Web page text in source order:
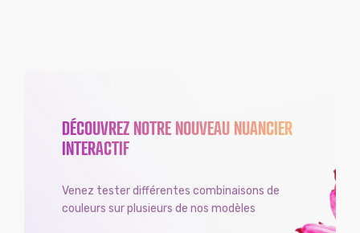
DÉCOUVREZ NOTRE NOUVEAU NUANCIER
INTERACTIF
Venez tester différentes combinaisons de
couleurs sur plusieurs de nos modèles